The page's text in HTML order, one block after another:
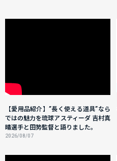
【愛用品紹介】”長く使える道具”なら
ではの魅力を琉球アスティーダ 吉村真
晴選手と田㔟監督と語りました。
2026/08/07